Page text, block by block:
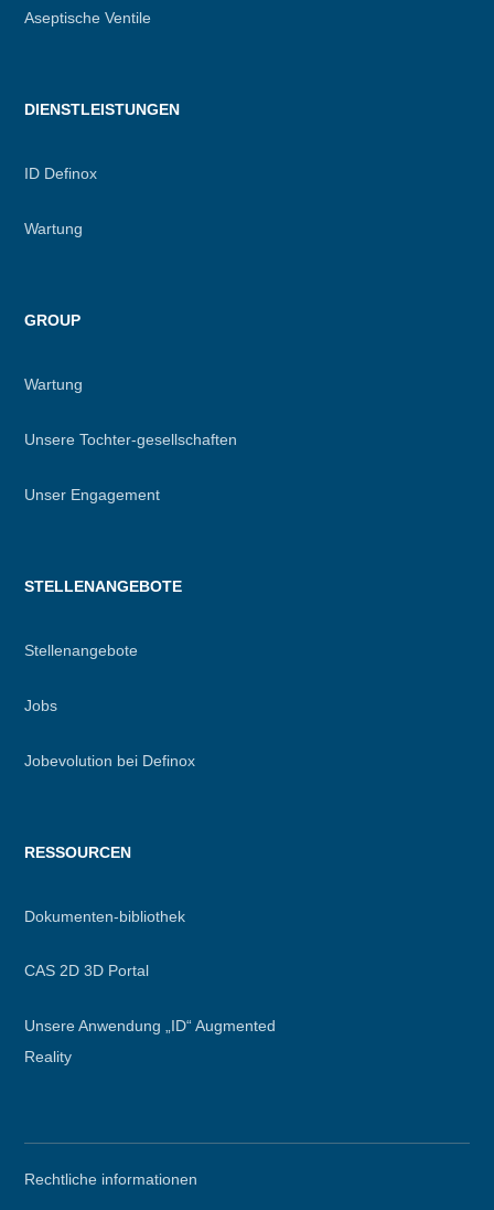
Aseptische Ventile
DIENSTLEISTUNGEN
ID Definox
Wartung
GROUP
Wartung
Unsere Tochter-gesellschaften
Unser Engagement
STELLENANGEBOTE
Stellenangebote
Jobs
Jobevolution bei Definox
RESSOURCEN
Dokumenten-bibliothek
CAS 2D 3D Portal
Unsere Anwendung „ID“ Augmented
Reality
Rechtliche informationen